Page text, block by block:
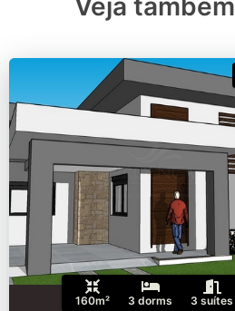
Veja também
160m² 3 dorms
3 suítes